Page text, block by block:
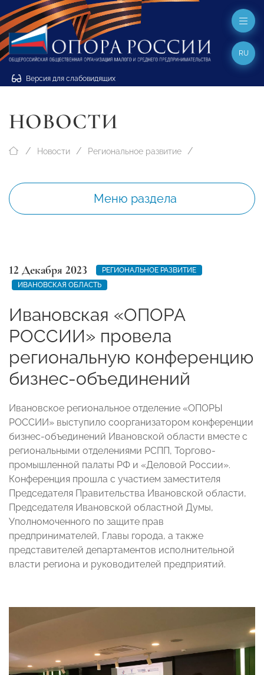
Версия для слабовидящих
RU
НОВОСТИ
Новости Региональное развитие
Меню раздела
12 Декабря 2023
РЕГИОНАЛЬНОЕ РАЗВИТИЕ
ИВАНОВСКАЯ ОБЛАСТЬ
Ивановская «ОПОРА
РОССИИ» провела
региональную конференцию
бизнес-объединений
Ивановское региональное отделение «ОПОРЫ
РОССИИ» выступило соорганизатором конференции
бизнес-объединений Ивановской области вместе с
региональными отделениями РСПП, Торгово-
промышленной палаты РФ и «Деловой России».
Конференция прошла с участием заместителя
Председателя Правительства Ивановской области,
Председателя Ивановской областной Думы,
Уполномоченного по защите прав
предпринимателей, Главы города, а также
представителей департаментов исполнительной
власти региона и руководителей предприятий.